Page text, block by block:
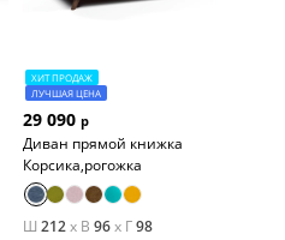
ХИТ ПРОДАЖ
ЛУЧШАЯ ЦЕНА
29 090 р
Диван прямой книжка
Корсика,рогожка
Ш 212x В 96x Г98